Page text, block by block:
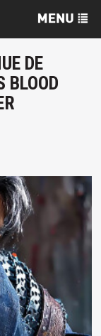
DE
BLOOD